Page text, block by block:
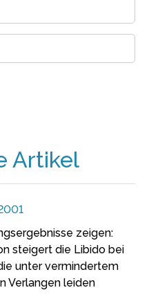
Artikel
zeigen:
steigert die Libido bei
unter vermindertem
Verlangen leiden